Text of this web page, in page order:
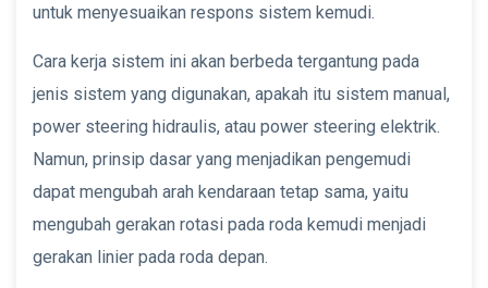
untuk menyesuaikan respons sistem kemudi.
Cara kerja sistem ini akan berbeda tergantung pada
jenis sistem yang digunakan, apakah itu sistem manual,
power steering hidraulis, atau power steering elektrik.
Namun, prinsip dasar yang menjadikan pengemudi
dapat mengubah arah kendaraan tetap sama, yaitu
mengubah gerakan rotasi pada roda kemudi menjadi
gerakan linier pada roda depan.